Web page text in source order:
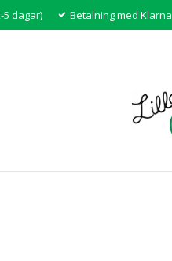
5 dagar) Betalning med Klarna